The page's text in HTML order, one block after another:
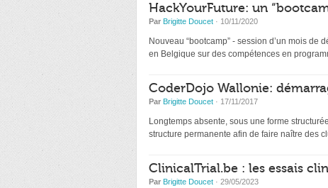
HackYourFuture: un
Par Brigitte Doucet · 10/11/2020
Nouveau “bootcamp” - session d’un mois
en Belgique sur des compétences en
CoderDojo Wallonie:
Par Brigitte Doucet · 17/11/2017
Longtemps absente, sous une forme
structure permanente afin de faire naître des
ClinicalTrial.be : les essais
Par Brigitte Doucet · 29/05/2023